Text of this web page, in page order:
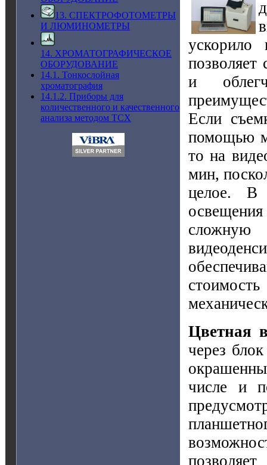
13. СПЕКТРОФОТОМЕТРЫ
И ЛЮМИНОМЕТРЫ
14. ХРОМАТОГРАФИЧЕСКОЕ
ОБОРУДОВАНИЕ
14.1. Тонкослойная
хроматография
14.1.2. Приборы для
количественного и качественного
анализа методом ТСХ
ускорило
и
Если
помощью
то на
мин,
целое. В
Цветная
через
числе и